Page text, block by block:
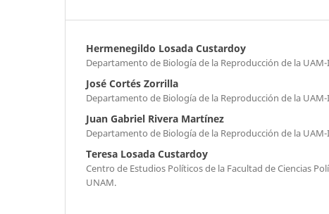
Hermenegildo Losada Custardoy
Departamento de Biología de la Reproducción de la UAM-I
José Cortés Zorrilla
Departamento de Biología de la Reproducción de la UAM-I
Juan Gabriel Rivera Martínez
Departamento de Biología de la Reproducción de la UAM-I
Teresa Losada Custardoy
Centro de Estudios Políticos de la Facultad de Ciencias
UNAM.